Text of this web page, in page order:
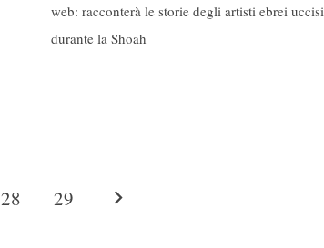
web: racconterà le storie degli artisti ebrei uccisi
durante la Shoah
28 29